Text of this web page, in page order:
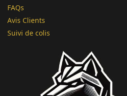
FAQs
Avis Clients
Suivi de colis